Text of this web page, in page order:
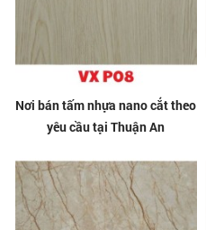
Nơi bán tấm nhựa nano cắt theo
yêu cầu tại Thuận An